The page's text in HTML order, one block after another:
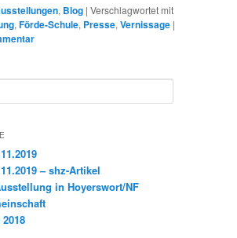
, Blog |Verschlagwortet mit
,Förde-Schule, Presse,Vernissage |
– shz-Artikel
in Hoyerswort/NF